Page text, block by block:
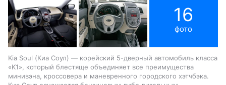
16
фото
Kia Soul (Киа Соул) — корейский 5-дверный автомобиль класса
«K1», который блестяще объединяет все преимущества
минивэна, кроссовера и маневренного городского хэтчбэка.